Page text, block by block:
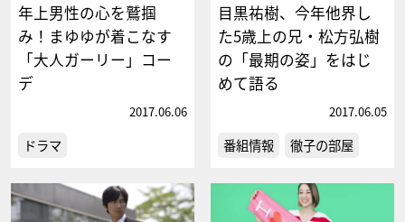
年上男性の心を鷲掴
み！まゆゆが着こなす
「大人ガーリー」コー
デ
2017.06.06
ドラマ
目黒祐樹、今年他界し
た5歳上の兄・松方弘樹
の「最期の姿」をはじ
めて語る
2017.06.05
番組情報 徹子の部屋